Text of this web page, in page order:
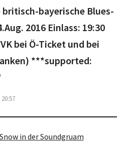
britisch-bayerische Blues-
2016 Einlass: 19:30
bei Ö-Ticket und bei
***supported:
in der Soundgruam